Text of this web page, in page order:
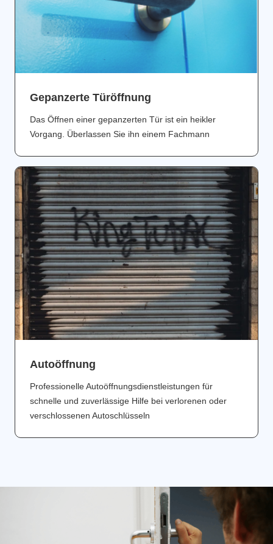
Gepanzerte Türöffnung
Das Öffnen einer gepanzerten Tür ist ein heikler
Vorgang. Überlassen Sie ihn einem Fachmann
Аutoöffnung
Professionelle Autoöffnungsdienstleistungen für
schnelle und zuverlässige Hilfe bei verlorenen oder
verschlossenen Autoschlüsseln